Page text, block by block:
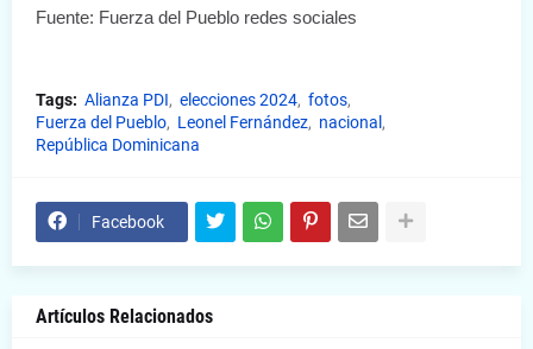
Fuente: Fuerza del Pueblo redes sociales
Tags: Alianza PDI elecciones 2024 fotos
Fuerza del Pueblo
Leonel Fernández
nacional
República Dominicana
Facebook
Artículos Relacionados